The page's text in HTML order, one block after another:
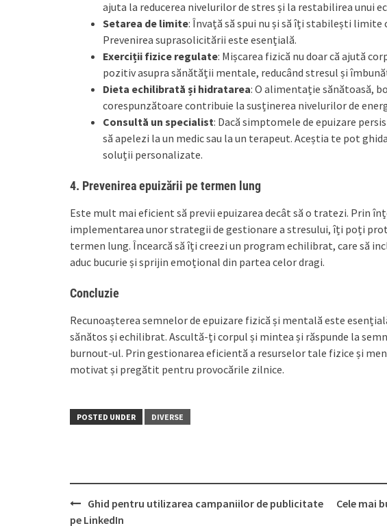
ajuta la reducerea nivelurilor de stres și la restabilirea unui
Setarea de limite: Învață să spui nu și să îți stabilești
Prevenirea suprasolicitării este esențială.
Exerciții fizice regulate: Mișcarea fizică nu doar că ajută
pozitiv asupra sănătății mentale, reducând stresul și
Dieta echilibrată și hidratarea: O alimentație sănătoasă,
corespunzătoare contribuie la susținerea nivelurilor de
Consultă un specialist: Dacă simptomele de epuizare
să apelezi la un medic sau la un terapeut. Aceștia te pot
soluții personalizate.
4. Prevenirea epuizării pe termen lung
Este mult mai eficient să previi epuizarea decât să o tratezi. Prin
implementarea unor strategii de gestionare a stresului, îți poți
termen lung. Încearcă să îți creezi un program echilibrat, care să
aduc bucurie și sprijin emoțional din partea celor dragi.
Concluzie
Recunoașterea semnelor de epuizare fizică și mentală este
sănătos și echilibrat. Ascultă-ți corpul și mintea și răspunde la
burnout-ul. Prin gestionarea eficientă a resurselor tale fizice și
motivat și pregătit pentru provocările zilnice.
POSTED UNDER DIVERSE
Post
navigation
Ghid pentru utilizarea campaniilor de publicitate
pe LinkedIn
Cele mai